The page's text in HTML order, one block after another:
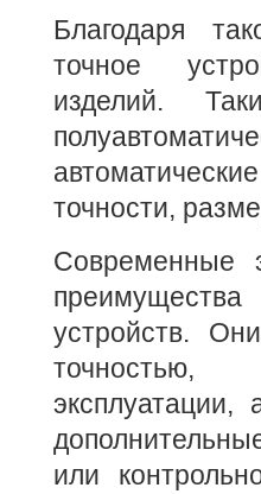
Благодаря
точное
изделий.
точности,
Современные
устройств.
точностью,
или